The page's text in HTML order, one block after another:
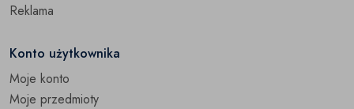
Reklama
Konto użytkownika
Moje konto
Moje przedmioty